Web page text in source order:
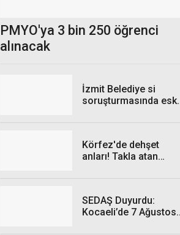
PMYO'ya 3 bin 250 öğrenci
alınacak
İzmit Belediye si
soruşturmasında eski
Körfez'de dehşet
anları! Takla atan
SEDAŞ Duyurdu:
Kocaeli’de 7 Ağustos